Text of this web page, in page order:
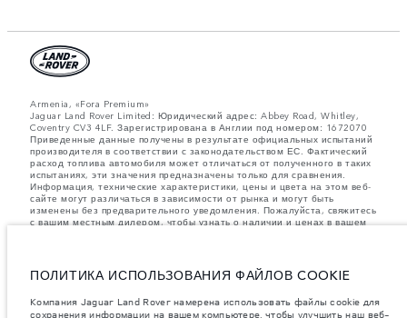
Armenia, «Fora Premium»
Jaguar Land Rover Limited: Юридический адрес: Abbey Road, Whitley,
Coventry CV3 4LF. Зарегистрирована в Англии под номером: 1672070
Приведенные данные получены в результате официальных испытаний
производителя в соответствии с законодательством ЕС. Фактический
расход топлива автомобиля может отличаться от полученного в таких
испытаниях, эти значения предназначены только для сравнения.
Информация, технические характеристики, цены и цвета на этом веб-
сайте могут различаться в зависимости от рынка и могут быть
изменены без предварительного уведомления. Пожалуйста, свяжитесь
с вашим местным дилером, чтобы узнать о наличии и ценах в вашем
комплектации. Аксессуары и другие элементы, установленные после
процесса производства автомобиля, влияют на полезную нагрузку.
максимальные нагрузки на оси не были превышены, когда к массе
ПОЛИТИКА ИСПОЛЬЗОВАНИЯ ФАЙЛОВ COOKIE
Компания Jaguar Land Rover намерена использовать файлы cookie для
сохранения информации на вашем компьютере, чтобы улучшить наш веб-